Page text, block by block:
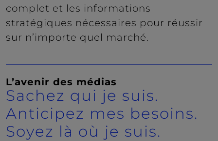
complet et les informations
stratégiques nécessaires pour réussir
sur n’importe quel marché.
L’avenir des médias
Sachez qui je suis.
Anticipez mes besoins.
Soyez là où je suis.